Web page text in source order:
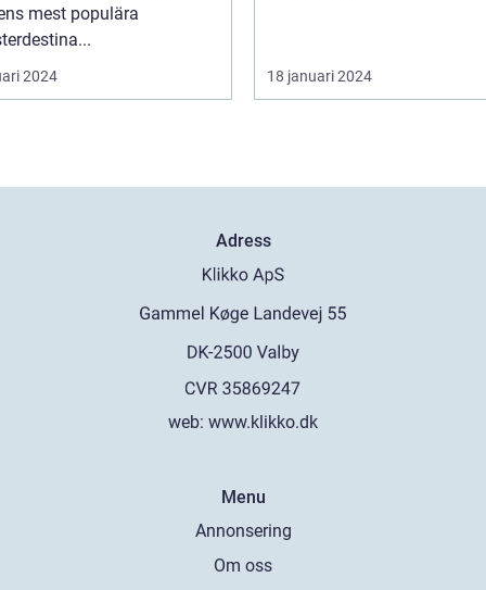
mest populära
2024 18 januari 2024
Adress
web: www.klikko.dk
Menu
Annonsering
Om oss